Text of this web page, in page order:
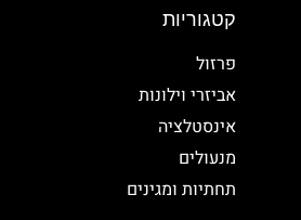
קטגוריות
פרזול
אביזרי וילונות
אינסטלציה
מנעולים
תחתיות ומגינים